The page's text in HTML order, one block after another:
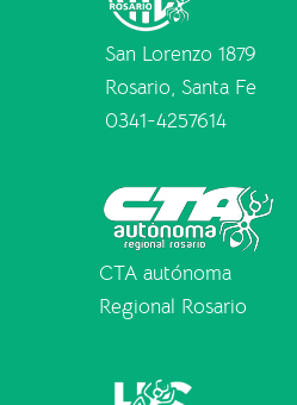
San Lorenzo 1879
Rosario, Santa Fe
0341-4257614
CTA autónoma
Regional Rosario